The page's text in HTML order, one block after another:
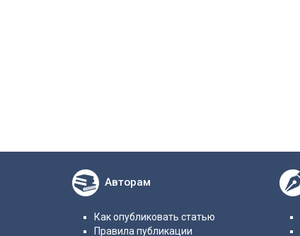
Авторам
Как опубликовать статью
Правила публикации